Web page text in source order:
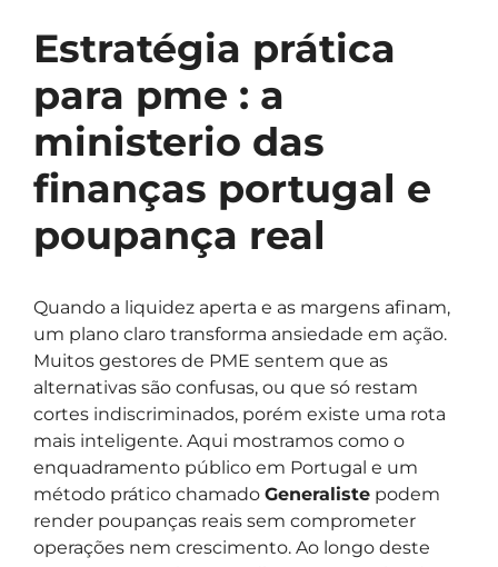
Estratégia prática
para pme : a
ministerio das
finanças portugal e
poupança real
Quando a liquidez aperta e as margens afinam,
um plano claro transforma ansiedade em ação.
Muitos gestores de PME sentem que as
alternativas são confusas, ou que só restam
cortes indiscriminados, porém existe uma rota
mais inteligente. Aqui mostramos como o
enquadramento público em Portugal e um
método prático chamado Generaliste podem
render poupanças reais sem comprometer
operações nem crescimento. Ao longo deste